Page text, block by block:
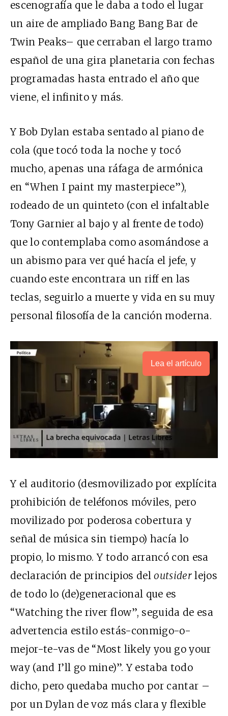
escenografía que le daba a todo el lugar
un aire de ampliado Bang Bang Bar de
Twin Peaks– que cerraban el largo tramo
español de una gira planetaria con fechas
programadas hasta entrado el año que
viene, el infinito y más.
Y Bob Dylan estaba sentado al piano de
cola (que tocó toda la noche y tocó
mucho, apenas una ráfaga de armónica
en “When I paint my masterpiece”),
rodeado de un quinteto (con el infaltable
Tony Garnier al bajo y al frente de todo)
que lo contemplaba como asomándose a
un abismo para ver qué hacía el jefe, y
cuando este encontrara un riff en las
teclas, seguirlo a muerte y vida en su muy
personal filosofía de la canción moderna.
Lea el artículo
Y el auditorio (desmovilizado por explícita
prohibición de teléfonos móviles, pero
movilizado por poderosa cobertura y
señal de música sin tiempo) hacía lo
propio, lo mismo. Y todo arrancó con esa
declaración de principios deloutsider lejos
de todo lo (de)generacional que es
“Watching the river flow”, seguida de esa
advertencia estilo estás-conmigo-o-
mejor-te-vas de “Most likely you go your
way (and I’ll go mine)”. Y estaba todo
dicho, pero quedaba mucho por cantar –
por un Dylan de voz más clara y flexible